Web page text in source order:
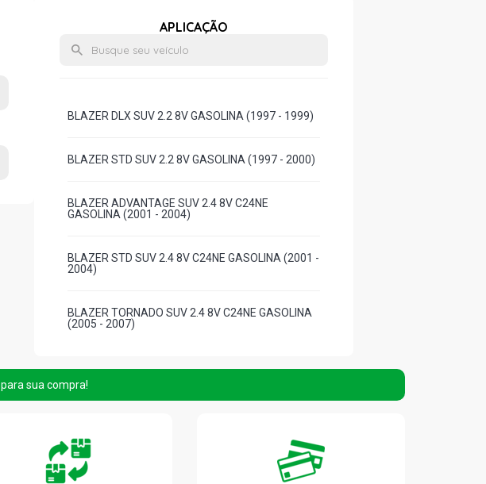
APLICAÇÃO
BLAZER DLX SUV 2.2 8V GASOLINA (1997 - 1999)
BLAZER STD SUV 2.2 8V GASOLINA (1997 - 2000)
BLAZER ADVANTAGE SUV 2.4 8V C24NE
GASOLINA (2001 - 2004)
BLAZER STD SUV 2.4 8V C24NE GASOLINA (2001 -
2004)
BLAZER TORNADO SUV 2.4 8V C24NE GASOLINA
(2005 - 2007)
S10 LUXE PICKUP 2.2 8V GASOLINA (1997 - 2000)
S10 RODEIO PICKUP 2.4 8V C24NE GASOLINA
(2001 - 2004)
para sua compra!